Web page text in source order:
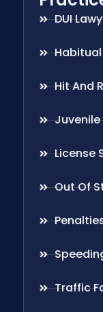
DUI
Hit And
Juvenile
License
Out Of
Traffic